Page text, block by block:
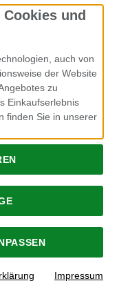
© 2009-2026
und
auch von
der Website
zu
Einkaufserlebnis
finden Sie in unserer
Impressum